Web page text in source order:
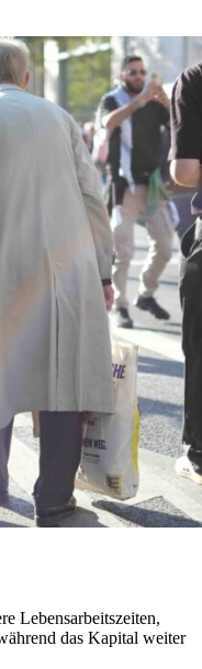
Lebensarbeitszeiten,
das Kapital weiter